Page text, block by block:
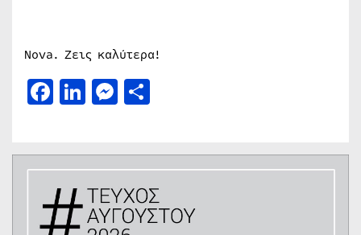
Nova. Ζεις καλύτερα!
Facebook
LinkedIn
Messenger